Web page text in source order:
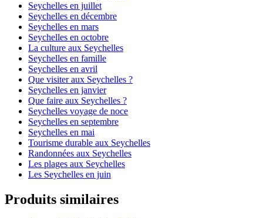
Seychelles en juillet
Seychelles en décembre
Seychelles en mars
Seychelles en octobre
La culture aux Seychelles
Seychelles en famille
Seychelles en avril
Que visiter aux Seychelles ?
Seychelles en janvier
Que faire aux Seychelles ?
Seychelles voyage de noce
Seychelles en septembre
Seychelles en mai
Tourisme durable aux Seychelles
Randonnées aux Seychelles
Les plages aux Seychelles
Les Seychelles en juin
Produits similaires